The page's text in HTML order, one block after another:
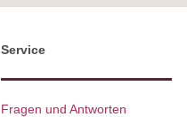
Service
Fragen und Antworten